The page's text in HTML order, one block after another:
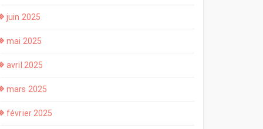
juin 2025
mai 2025
avril 2025
mars 2025
février 2025